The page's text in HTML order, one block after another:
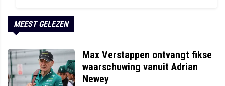
MEEST GELEZEN
Max Verstappen ontvangt fikse
waarschuwing vanuit Adrian
Newey